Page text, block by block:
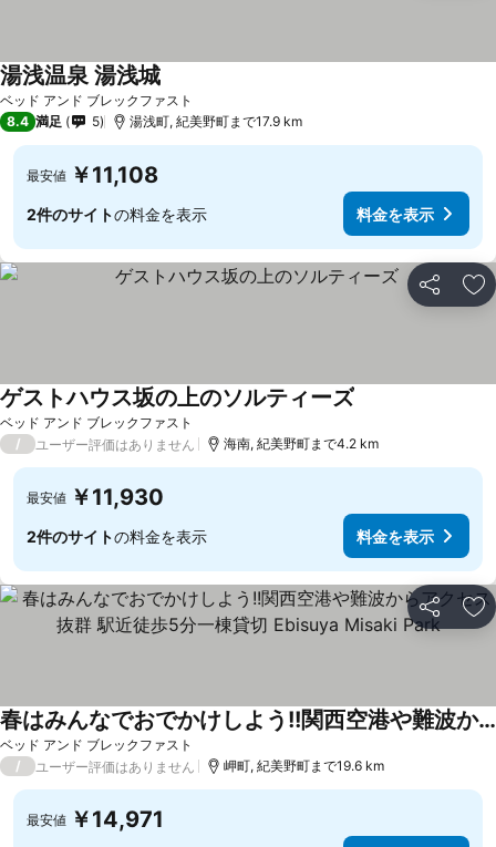
ベッド アンド ブレックファスト
湯浅温泉 湯浅城料金を表示
8.4 満足 5 湯浅町, 紀美野町まで17.9 km
最安値 ￥11,108
2件のサイトの料金を表示 料金を表示
シェア お
ベッド アンド ブレックファスト
ゲストハウス坂の上のソルティーズ
/ ユーザー評価はありません 海南, 紀美野町まで4.2 km
最安値 ￥11,930
2件のサイトの料金を表示 料金を表示
シェア お
ベッド アンド ブレックファスト
春はみんなでおでかけしよう!!関西空港や難波からアクセス抜群 駅近徒歩5分一棟貸切 Ebisuya Misaki Park
料金を表示
/ ユーザー評価はありません 岬町, 紀美野町まで19.6 km
最安値 ￥14,971